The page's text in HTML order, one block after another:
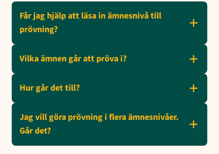
Får jag hjälp att läsa in ämnesnivå till
prövning?
Vilka ämnen går att pröva i?
Hur går det till?
Jag vill göra prövning i flera ämnesnivåer.
Går det?